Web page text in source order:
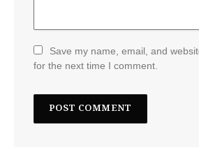
Save my name, email, and
for the next time I comment.